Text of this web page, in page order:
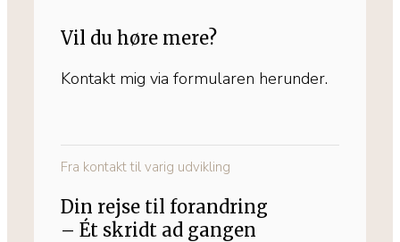
Vil du høre mere?
Kontakt mig via formularen herunder.
Fra kontakt til varig udvikling
Din rejse til forandring
– Ét skridt ad gangen